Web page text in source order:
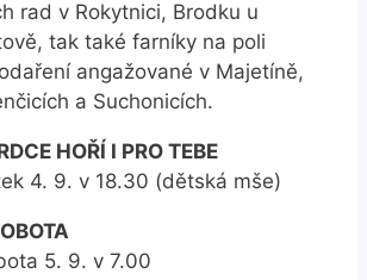
rad v Rokytnici, Brodku u
tak také farníky na poli
angažované v Majetíně,
a Suchonicích.
HOŘÍ I PRO TEBE
4. 9. v 18.30 (dětská mše)
5. 9. v 7.00